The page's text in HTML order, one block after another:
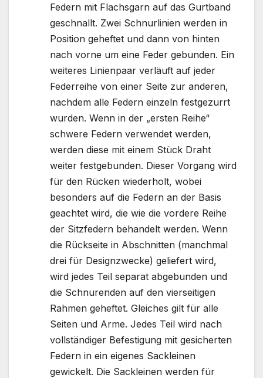
Federn mit Flachsgarn auf das Gurtband
geschnallt. Zwei Schnurlinien werden in
Position geheftet und dann von hinten
nach vorne um eine Feder gebunden. Ein
weiteres Linienpaar verläuft auf jeder
Federreihe von einer Seite zur anderen,
nachdem alle Federn einzeln festgezurrt
wurden. Wenn in der „ersten Reihe“
schwere Federn verwendet werden,
werden diese mit einem Stück Draht
weiter festgebunden. Dieser Vorgang wird
für den Rücken wiederholt, wobei
besonders auf die Federn an der Basis
geachtet wird, die wie die vordere Reihe
der Sitzfedern behandelt werden. Wenn
die Rückseite in Abschnitten (manchmal
drei für Designzwecke) geliefert wird,
wird jedes Teil separat abgebunden und
die Schnurenden auf den vierseitigen
Rahmen geheftet. Gleiches gilt für alle
Seiten und Arme. Jedes Teil wird nach
vollständiger Befestigung mit gesicherten
Federn in ein eigenes Sackleinen
gewickelt. Die Sackleinen werden für